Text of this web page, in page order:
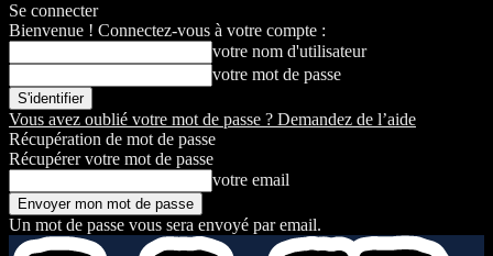
Se connecter
Bienvenue ! Connectez-vous à votre compte :
votre nom d'utilisateur
votre mot de passe
Vous avez oublié votre mot de passe ? Demandez de l’aide
Récupération de mot de passe
Récupérer votre mot de passe
votre email
Un mot de passe vous sera envoyé par email.